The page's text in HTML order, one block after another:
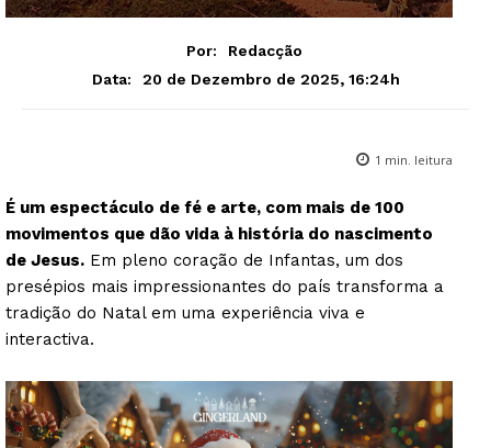
Por:
Redacção
Data:
20 de Dezembro de 2025, 16:24h
1 min. leitura
É um espectáculo de fé e arte, com mais de 100
movimentos que dão vida à história do nascimento
de Jesus. Em pleno coração de Infantas, um dos
presépios mais impressionantes do país transforma a
tradição do Natal em uma experiência viva e
interactiva.